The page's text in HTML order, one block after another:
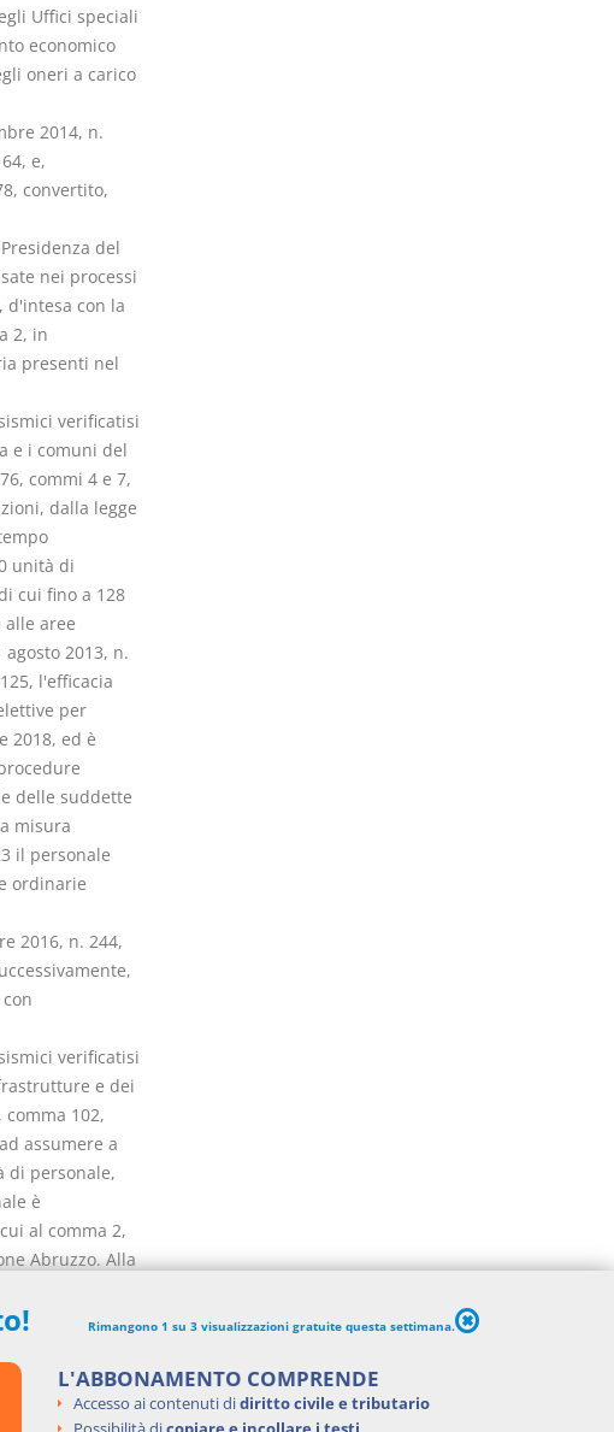
Uffici speciali
economico
oneri a carico
2014, n.
e,
convertito,
del
nei processi
con la
2, in
presenti nel
verificatisi
e i comuni del
commi 4 e 7,
dalla legge
unità di
cui fino a 128
aree
2013, n.
l'efficacia
per
2018, ed è
delle suddette
misura
il personale
ordinarie
2016, n. 244,
verificatisi
e dei
102,
assumere a
di personale,
è
al comma 2,
Abruzzo. Alla
Ministero delle
17,
delle suddette
Rimangono 1 su 3 visualizzazioni gratuite questa settimana.
L'ABBONAMENTO COMPRENDE
Accesso ai contenuti didiritto civile e tributario